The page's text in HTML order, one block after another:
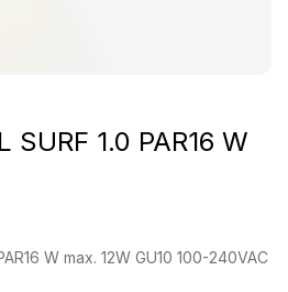
SURF 1.0 PAR16 W
W max. 12W GU10 100-240VAC